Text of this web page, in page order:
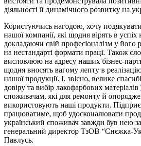
діяльності й динамічного розвитку на
Користуючись нагодою, хочу
нашої компанії, які щодня вірять в
докладаючи свій професіоналізм у його
на нестандарті формати праці. Також
висловлюю на адресу наших бізнес-
щодня вносять вагому лепту в
нашої продукції. І, звісно, велике
довіру та вибір лакофарбових матеріалів
споживачам, які для ремонту й
використовують наші продукти.
працюватиме, щоб удосконалювати
український споживач завжди був нею
генеральний директор ТзОВ “Снєжка-
Павлусь.